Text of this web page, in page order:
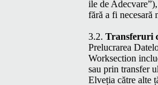
ile de
fără a fi nece­sară
3.2. Trans­fer­uri
Pre­lu­crarea
Work­sec­tion
sau prin trans­fer
Elveția către alte